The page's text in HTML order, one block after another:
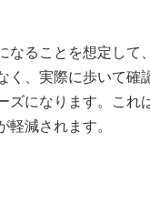
なることを想定して
く、実際に歩いて確
ズになります。これ
減されます。